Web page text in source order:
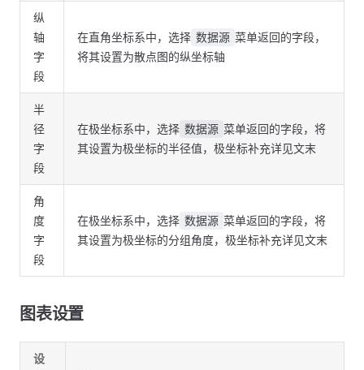
纵
轴
字
段
在直角坐标系中，选择 数据源 菜单返回的字段，
将其设置为散点图的纵坐标轴
半
径
字
段
在极坐标系中，选择 数据源 菜单返回的字段，将
其设置为极坐标的半径值，极坐标补充详见文末
角
度
字
段
在极坐标系中，选择 数据源 菜单返回的字段，将
其设置为极坐标的分组角度，极坐标补充详见文末
图表设置
设